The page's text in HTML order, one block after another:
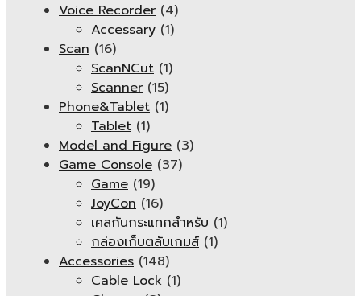
Voice Recorder (4)
Accessary (1)
Scan (16)
ScanNCut (1)
Scanner (15)
Phone&Tablet (1)
Tablet (1)
Model and Figure (3)
Game Console (37)
Game (19)
JoyCon (16)
เคสกันกระแทกสำหรับ (1)
กล่องเก็บตลับเกมส์ (1)
Accessories (148)
Cable Lock (1)